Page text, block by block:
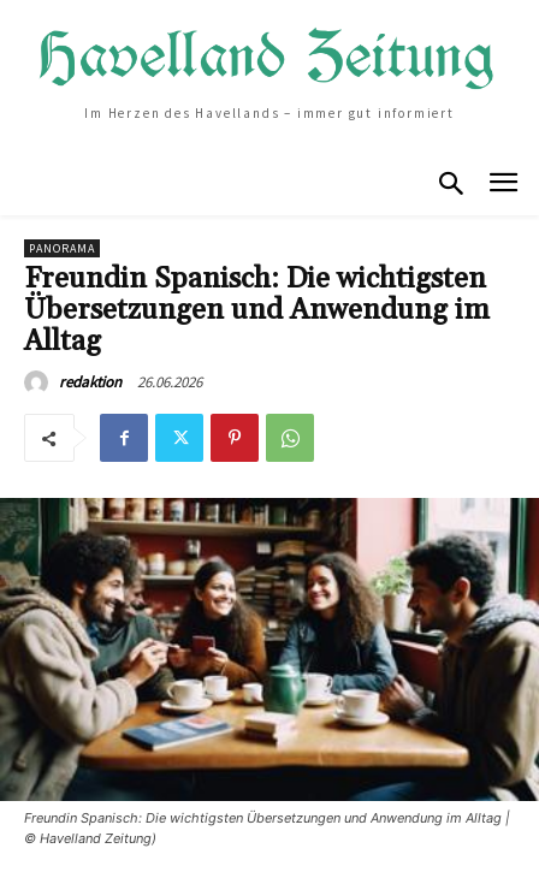
Im Herzen des Havellands – immer gut informiert
PANORAMA
Freundin Spanisch: Die wichtigsten
Übersetzungen und Anwendung im
Alltag
redaktion 26.06.2026
Freundin Spanisch: Die wichtigsten Übersetzungen und Anwendung im Alltag |
© Havelland Zeitung)